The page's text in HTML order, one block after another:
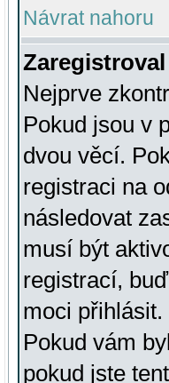
Návrat nahoru
Nejprve
Pokud jsou v
dvou věcí.
registraci na
následovat
musí být
registrací,
moci
Pokud vám
pokud jste